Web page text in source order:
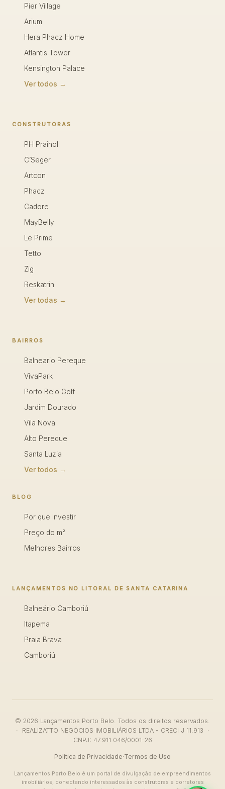
Pier Village
Arium
Hera Phacz Home
Atlantis Tower
Kensington Palace
Ver todos →
CONSTRUTORAS
PH Praiholl
C’Seger
Artcon
Phacz
Cadore
MayBelly
Le Prime
Tetto
Zig
Reskatrin
Ver todas →
BAIRROS
Balneario Pereque
VivaPark
Porto Belo Golf
Jardim Dourado
Vila Nova
Alto Pereque
Santa Luzia
Ver todos →
BLOG
Por que Investir
Preço do m²
Melhores Bairros
LANÇAMENTOS NO LITORAL DE SANTA CATARINA
Balneário Camboriú
Itapema
Praia Brava
Camboriú
© 2026 Lançamentos Porto Belo. Todos os direitos reservados.
· REALIZATTO NEGÓCIOS IMOBILIÁRIOS LTDA - CRECI J 11.913 ·
CNPJ: 47.911.046/0001-26
Política de Privacidade·Termos de Uso
Lançamentos Porto Belo é um portal de divulgação de empreendimentos
imobiliários, conectando interessados às construtoras e corretores